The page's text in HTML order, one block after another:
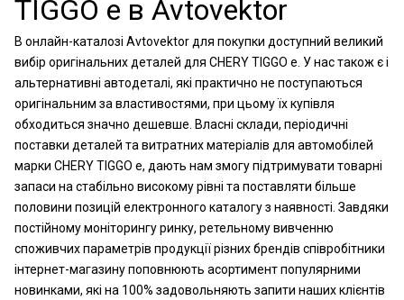
TIGGO e в Avtovektor
В онлайн-каталозі Avtovektor для покупки доступний великий
вибір оригінальних деталей для CHERY TIGGO e. У нас також є і
альтернативні автодеталі, які практично не поступаються
оригінальним за властивостями, при цьому їх купівля
обходиться значно дешевше. Власні склади, періодичні
поставки деталей та витратних матеріалів для автомобілей
марки CHERY TIGGO e, дають нам змогу підтримувати товарні
запаси на стабільно високому рівні та поставляти більше
половини позицій електронного каталогу з наявності. Завдяки
постійному моніторингу ринку, ретельному вивченню
споживчих параметрів продукції різних брендів співробітники
інтернет-магазину поповнюють асортимент популярними
новинками, які на 100% задовольняють запити наших клієнтів